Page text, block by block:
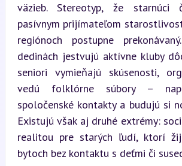
väzieb. Stereotyp, že
pasívnym prijímateľom
regiónoch postupne
dedinách jestvujú aktívne kluby
seniori vymieňajú skúsenosti,
vedú folklórne súbory –
spoločenské kontakty a budujú si
Existujú však aj druhé extrémy:
realitou pre starých ľudí, ktorí
bytoch bez kontaktu s deťmi či